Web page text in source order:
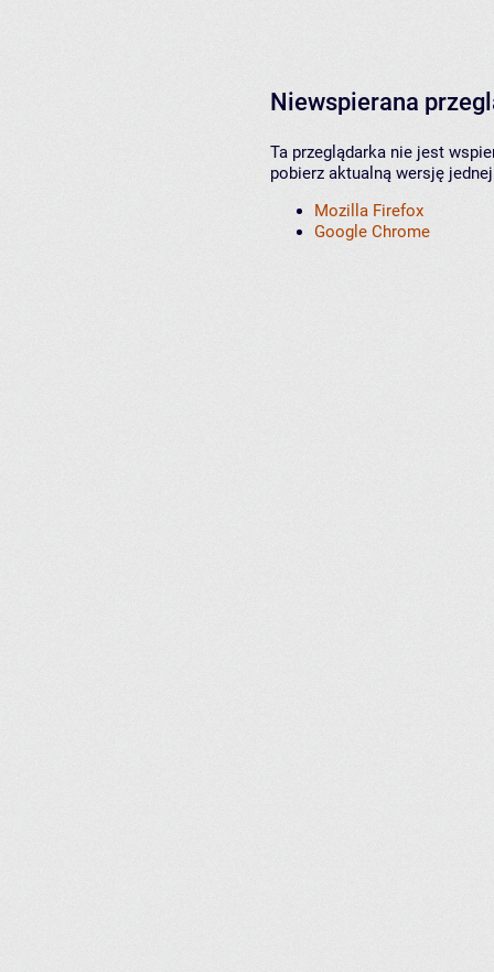
Niewspierana
Ta przeglądarka nie jest
pobierz aktualną wersję
Mozilla Firefox
Google Chrome